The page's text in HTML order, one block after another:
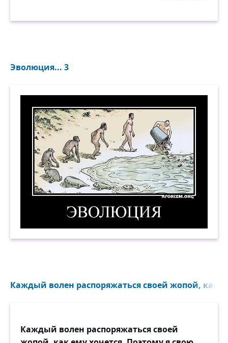
Эволюция... 3
Каждый волен распоряжаться своей жопой, как
Каждый волен распоряжаться своей